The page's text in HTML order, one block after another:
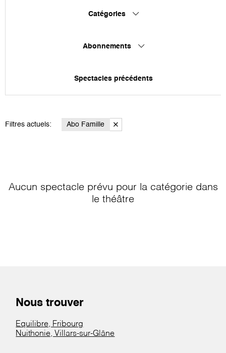
Catégories
Abonnements
Spectacles précédents
Filtres actuels: Abo Famille
Aucun spectacle prévu pour la catégorie dans
le théâtre
Nous trouver
Equilibre, Fribourg
Nuithonie, Villars-sur-Glâne